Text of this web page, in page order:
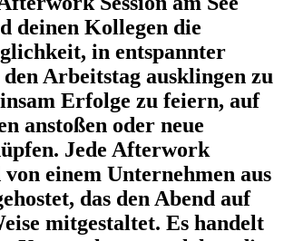
deinen Kollegen die
in entspannter
Arbeitstag ausklingen zu
Erfolge zu feiern, auf
anstoßen oder neue
Jede Afterwork
von einem Unternehmen aus
das den Abend auf
mitgestaltet. Es handelt